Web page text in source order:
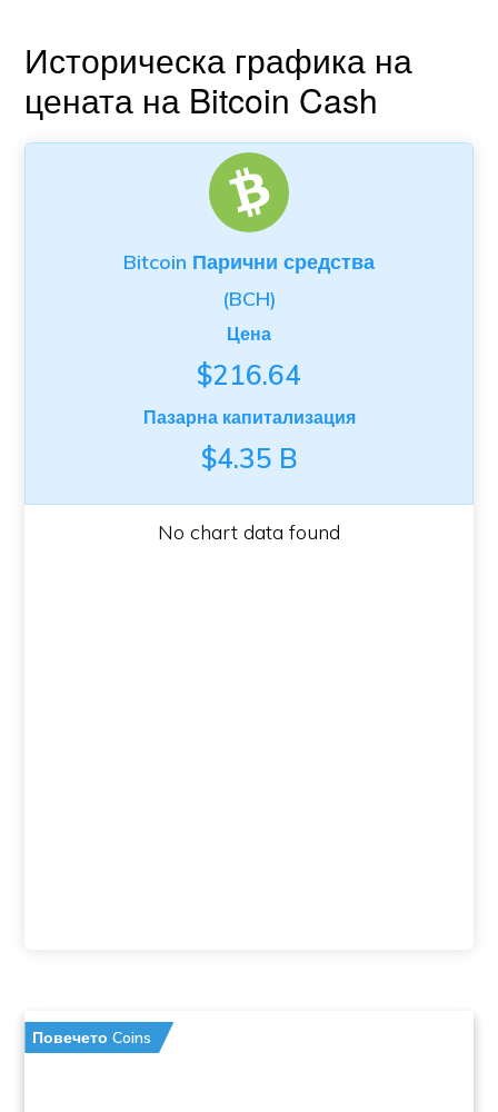
Историческа графика на
цената на Bitcoin Cash
Bitcoin Парични средства
(BCH)
Цена
$216.64
Пазарна капитализация
$4.35 B
No chart data found
Повечето Coins